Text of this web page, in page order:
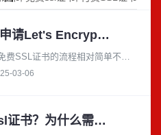
如何通过TopSSL在线申请Let's Encrypt的免费SSL证书？
SSL证书的流程相对简单不过
的管理权限，下面是详细的申
03-06
哪里申请微信小程序ssl证书？为什么需要申请？